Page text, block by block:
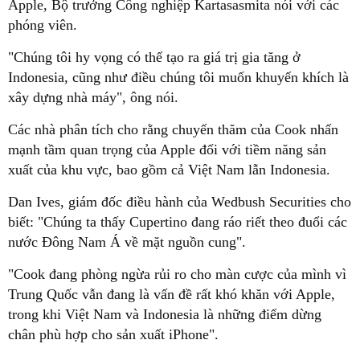
Apple, Bộ trưởng Công nghiệp Kartasasmita nói với các
phóng viên.
"Chúng tôi hy vọng có thể tạo ra giá trị gia tăng ở
Indonesia, cũng như điều chúng tôi muốn khuyến khích là
xây dựng nhà máy", ông nói.
Các nhà phân tích cho rằng chuyến thăm của Cook nhấn
mạnh tầm quan trọng của Apple đối với tiềm năng sản
xuất của khu vực, bao gồm cả Việt Nam lẫn Indonesia.
Dan Ives, giám đốc điều hành của Wedbush Securities cho
biết: "Chúng ta thấy Cupertino đang ráo riết theo đuổi các
nước Đông Nam Á về mặt nguồn cung".
"Cook đang phòng ngừa rủi ro cho màn cược của mình vì
Trung Quốc vẫn đang là vấn đề rất khó khăn với Apple,
trong khi Việt Nam và Indonesia là những điểm dừng
chân phù hợp cho sản xuất iPhone".